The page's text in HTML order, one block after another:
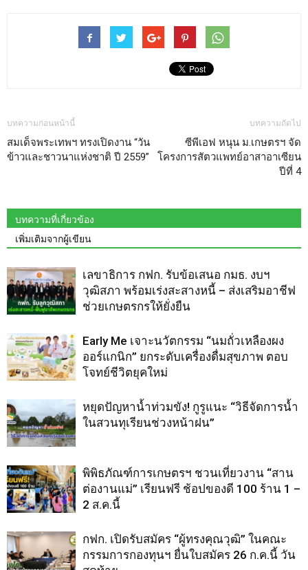
บทความก่อนหน้านี้
สมเด็จพระเทพฯ ทรงเปิดงาน “วัน
ข้าวและชาวนาแห่งชาติ ปี 2559”
บทความถัดไป
ซีพีเอฟ หนุน ม.เกษตรฯ จัด
โครงการสัตวแพทย์อาสาอาเซียน
ปีที่ 4
บทความที่เกี่ยวข้อง
เพิ่มเติมจากผู้เขียน
เลขาธิการ กฟก. รับข้อเสนอ กมธ. งบฯ
วุฒิสภา พร้อมเร่งสะสางหนี้ – ส่งเสริมอาชีฟ
ช่วยเกษตรกรให้ยั่งยืน
Early Me เจาะนวัตกรรม “นมถั่วเหลืองผง
ออร์แกนิก” ยกระดับเครื่องดื่มสุขภาพ ตอบ
โจทย์ชีวิตยุคใหม่
หยุดปัญหาน้ำท่วมขัง! กูรูแนะ “วิธีจัดการน้ำ
ในสวนทุเรียนช่วงหน้าฝน”
พิพิธภัณฑ์การเกษตรฯ ชวนเที่ยวงาน “สาน
ต่องานแม่” เรียนฟรี ช้อปของดี 100 ร้าน 1 –
2 ส.ค.นี้
กฟก. เปิดรับสมัคร “ผู้ทรงคุณวุฒิ” ในคณะ
กรรมการกองทุนฯ ยื่นใบสมัคร 26 ก.ค.นี้ วัน